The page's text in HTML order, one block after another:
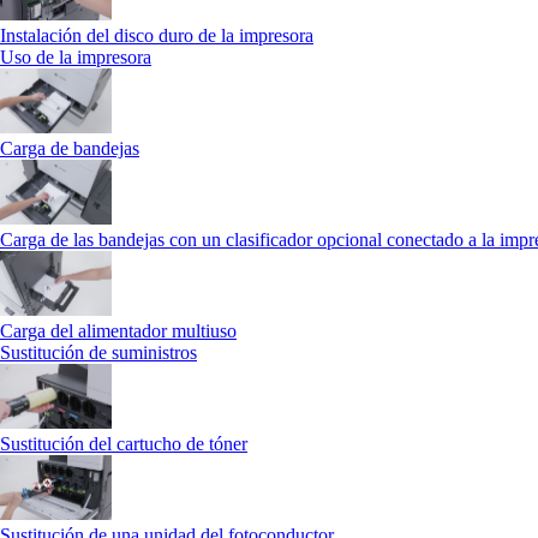
Instalación del disco duro de la impresora
Uso de la impresora
Carga de bandejas
Carga de las bandejas con un clasificador opcional conectado a la
Carga del alimentador multiuso
Sustitución de suministros
Sustitución del cartucho de tóner